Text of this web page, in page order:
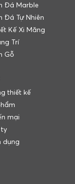
Đá Marble
Đá Tự Nhiên
Kế Xi Măng
Trí
Gỗ
thiết kế
mại
dụng